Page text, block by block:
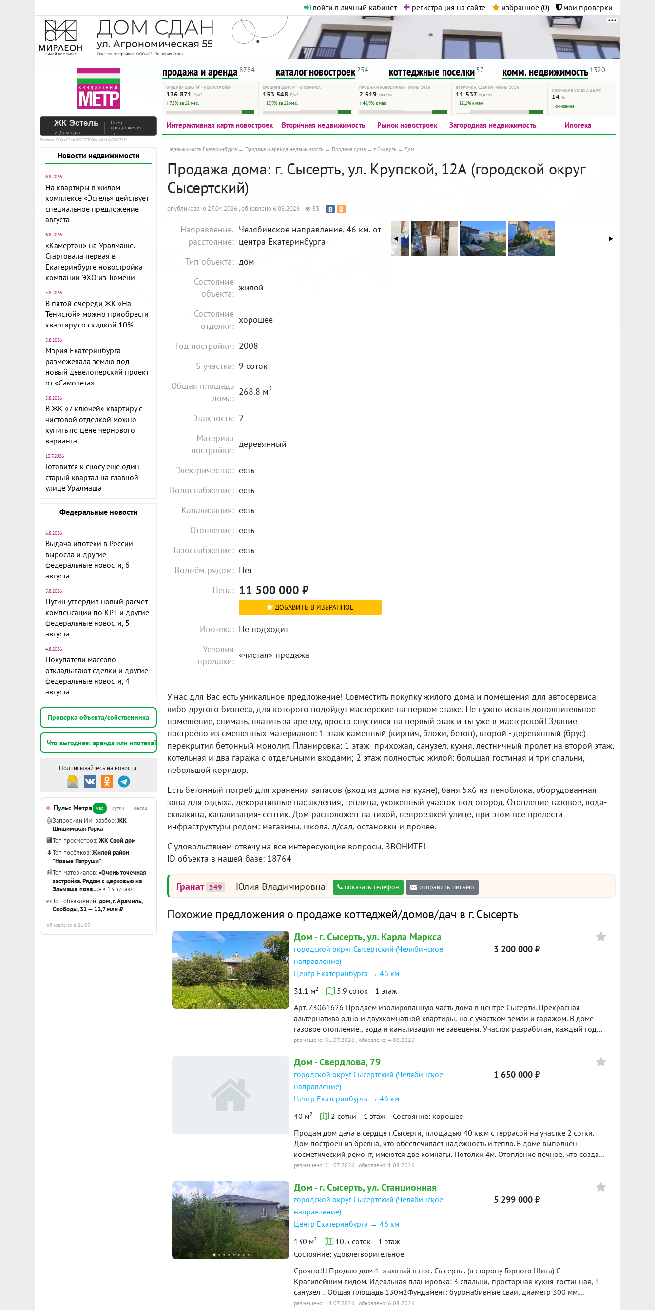
войти в личный кабинет регистрация на сайте избранное (0) мои проверки
На Метре реклама - только нормальная. Никакого шок-контента.
Помогайте независимому ресурсу, как он помогает вам. Удачи!
продажа и аренда 8784 каталог новостроек 254 коттеджные поселки 57 комм. недвижимость 1320
СРЕДНЯЯ ЦЕНА М² · НОВОСТРОЙКИ
176 871 ₽/м²
↑ 7,5% за 12 мес.
СРЕДНЯЯ ЦЕНА М² · ВТОРИЧКА
153 548 ₽/м²
↑ 17,9% за 12 мес.
ПРОДАЖИ НОВОСТРОЕК · ИЮНЬ 2026
2 619 сделок
↑ 46,9% к маю
ВТОРИЧКА, СДЕЛКИ · ИЮНЬ 2026
11 537 сделок
↑ 12,1% к маю
КЛЮЧЕВАЯ СТАВКА ЦБ РФ
14%
↓ снижение
ЖК Эстель
✓ Дом сдан
Спец-
предложение
→
Реклама. ООО «СЗ ИНВЕСТСТРОЙ», ИНН 6678067973
Новости недвижимости
6.8.2026
На квартиры в жилом
комплексе «Эстель» действует
специальное предложение
августа
6.8.2026
«Камертон» на Уралмаше.
Стартовала первая в
Екатеринбурге новостройка
компании ЭХО из Тюмени
5.8.2026
В пятой очереди ЖК «На
Тенистой» можно приобрести
квартиру со скидкой 10%
5.8.2026
Мэрия Екатеринбурга
размежевала землю под
новый девелоперский проект
от «Самолета»
5.8.2026
В ЖК «7 ключей» квартиру с
чистовой отделкой можно
купить по цене чернового
варианта
13.7.2026
Готовится к сносу ещё один
старый квартал на главной
улице Уралмаша
Федеральные новости
6.8.2026
Выдача ипотеки в России
выросла и другие
федеральные новости, 6
августа
5.8.2026
Путин утвердил новый расчет
компенсации по КРТ и другие
федеральные новости, 5
августа
4.8.2026
Покупатели массово
откладывают сделки и другие
федеральные новости, 4
августа
Проверка объекта/собственника
Что выгоднее: аренда или ипотека?
Подписывайтесь на новости:
Пульс Метра час сутки месяц
🤖Запросили ИИ-разбор:ЖК
Шишимская Горка
🏢Топ просмотров:ЖК Свой дом
🌲Топ посёлков:Жилой район
"Новые Патруши"
📰Топ материалов:«Очень точечная
застройка. Рядом с церковью на
Эльмаше появ…» • 13 читают
👀Топ объявлений:дом, г. Арамиль,
Свободы, 31 — 11,7 млн ₽
обновлено в 21:05
Интерактивная карта новостроек Вторичная недвижимость Рынок новостроек Загородная недвижимость Ипотека
Недвижимость Екатеринбурга Продажа и аренда недвижимости Продажа дома г. Сысерть Дом
Продажа дома: г. Сысерть, ул. Крупской, 12А (городской округ
Сысертский)
опубликовано 27.04.2026 , обновлено 6.08.2026 53
Направление,
расстояние:
Челябинское направление, 46 км. от
центра Екатеринбурга
Тип объекта: дом
Состояние
объекта:
жилой
Состояние
отделки:
хорошее
Год постройки: 2008
S участка: 9 соток
Общая площадь
дома:
268.8 м2
Этажность: 2
Материал
постройки:
деревянный
Электричество: есть
Водоснабжение: есть
Канализация: есть
Отопление: есть
Газоснабжение: есть
Водоём рядом: Нет
Цена: 11 500 000 ₽
ДОБАВИТЬ В ИЗБРАННОЕ
Ипотека: Не подходит
Условия
продажи:
«чистая» продажа
У нас для Вас есть уникальное предложение! Совместить покупку жилого дома и помещения для автосервиса,
либо другого бизнеса, для которого подойдут мастерские на первом этаже. Не нужно искать дополнительное
помещение, снимать, платить за аренду, просто спустился на первый этаж и ты уже в мастерской! Здание
построено из смешенных материалов: 1 этаж каменный (кирпич, блоки, бетон), второй - деревянный (брус)
перекрытия бетонный монолит. Планировка: 1 этаж- прихожая, санузел, кухня, лестничный пролет на второй этаж,
котельная и два гаража с отдельными входами; 2 этаж полностью жилой: большая гостиная и три спальни,
небольшой коридор.
Есть бетонный погреб для хранения запасов (вход из дома на кухне), баня 5х6 из пеноблока, оборудованная
зона для отдыха, декоративные насаждения, теплица, ухоженный участок под огород. Отопление газовое, вода-
скважина, канализация- септик. Дом расположен на тихой, непроезжей улице, при этом все прелести
инфраструктуры рядом: магазины, школа, д/сад, остановки и прочее.
С удовольствием отвечу на все интересующие вопросы, ЗВОНИТЕ!
ID объекта в нашей базе: 18764
Гранат 549 — Юлия Владимировна показать телефон отправить письмо
Похожие предложения о продаже коттеджей/домов/дач в г. Сысерть
Дом - г. Сысерть, ул. Карла Маркса
городской округ Сысертский (Челябинское
направление)
Центр Екатеринбурга → 46 км
31.1 м2 5.9 соток 1 этаж
3 200 000 ₽
Арт. 73061626 Продаем изолированную часть дома в центре Сысерти. Прекрасная
альтернатива одно и двухкомнатной квартиры, но с участком земли и гаражом. В доме
газовое отопление., вода и канализация не заведены. Участок разработан, каждый год
радует своих хозяев прекрасным урожаем. Развитая инфраструктура центра позволит в 5
административные учреждения, остановки транспорта. Продажа только за наличные .
Звоните и выбирайте экономичный вариант для своей семьи!!!!
размещено: 31.07.2026 , обновлено: 4.08.2026
Дом - Свердлова, 79
городской округ Сысертский (Челябинское
направление)
Центр Екатеринбурга → 46 км
40 м2 2 сотки 1 этаж Состояние: хорошее
1 650 000 ₽
Продам дом дача в сердце г.Сысерти, площадью 40 кв.м с террасой на участке 2 сотки.
Дом построен из бревна, что обеспечивает надежность и тепло. В доме выполнен
косметический ремонт, имеются две комнаты. Потолки 4м. Отопление печное, что создает
атмосферу уюта и тепла На участке растут овощи и зелень, есть возможность обустроить
облегчает подключение. Водоснабжение. Дом на несколько хозяев, соседи все
спокойные и доброжелательные. До пляжа 10 минут пешком. Удобная транспортная
доступность благодаря близости остановки общественного транспорта. Рядом находится
школа, что делает это место привлекательным для семей с детьми. Показ просмотр по
предварительной договорённости. Возможен разумный торг. ID объекта в нашей базе:
7543
размещено: 21.07.2026 , обновлено: 1.08.2026
Дом - г. Сысерть, ул. Станционная
городской округ Сысертский (Челябинское
направление)
Центр Екатеринбурга → 46 км
130 м2 10.5 соток
1 этаж
Состояние: удовлетворительное
5 299 000 ₽
Срочно!!! Продаю дом 1 этажный в пос. Сысерть . (в сторону Горного Щита) С
Красивейшим видом. Идеальная планировка: 3 спальни, просторная кухня-гостинная, 1
санузел .. Общая площадь 130м2Фундамент: буронабивные сваи, диаметр 300 мм.
Монолитный ростверк 600*400. Монолитная плита 17- мм.Стены из газоблока, Высота
размещено: 14.07.2026 , обновлено: 6.08.2026